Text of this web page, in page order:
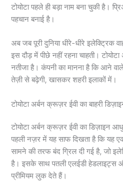
टोयोटा पहले ही बड़ा नाम बना चुकी है।
पहचान बनाई है।
अब जब पूरी दुनिया धीरे-धीरे इलेक्ट्रिक
इस दौड़ में पीछे नहीं रहना चाहती।
नतीजा है। कंपनी का मानना है कि आने
तेज़ी से बढ़ेगी, खासकर शहरी इलाकों में।
टोयोटा अर्बन क्रूज़र ईवी का बाहरी
टोयोटा अर्बन क्रूज़र ईवी का डिज़ाइन
पहली नज़र में यह साफ दिखता है कि यह
सामने की तरफ बंद ग्रिल दी गई है, जो
है। इसके साथ पतली एलईडी हेडलाइट्स
प्रीमियम लुक देते हैं।